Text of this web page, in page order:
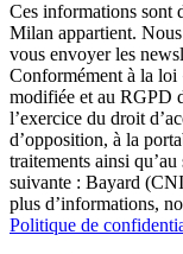
Ces informations sont
Milan appartient.
vous envoyer les
Conformément à la
modifiée et au RGPD
l’exercice du droit
d’opposition, à la
traitements ainsi qu’au
suivante : Bayard
plus d’informations,
Politique de